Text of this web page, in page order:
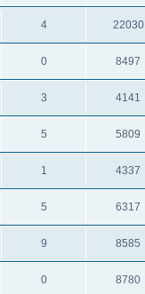
4 22030
0 8497
3 4141
5 5809
1 4337
5 6317
9 8585
0 8780